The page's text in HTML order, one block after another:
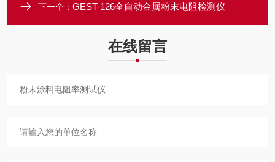
下一个： GEST-126全自动金属粉末电阻检测仪
在线留言